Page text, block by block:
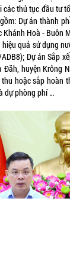
cơ
đẩy
thủ tục đầu tư
Dự án thành
Hoà - Buôn
quả sử dụng
Dự án Sắp
Đăh, huyện Krông
hoặc sắp hoàn
dự phòng phí …